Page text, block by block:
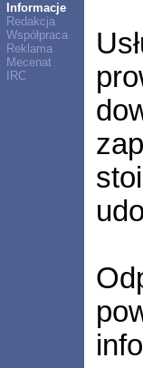
Informacje
Redakcja
Współpraca
Reklama
Mecenat
IRC